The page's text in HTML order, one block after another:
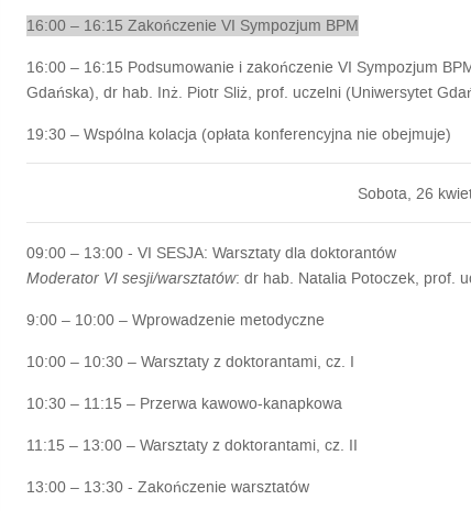
16:00 – 16:15 Zakończenie VI Sympozjum BPM
16:00 – 16:15 Podsumowanie i zakończenie VI Sympozjum
Gdańska), dr hab. Inż. Piotr Sliż, prof. uczelni (Uniwersytet
19:30 – Wspólna kolacja (opłata konferencyjna nie obejmuje)
Sobota, 26
09:00 – 13:00 - VI SESJA: Warsztaty dla doktorantów
Moderator VI sesji/warsztatów: dr hab. Natalia Potoczek, prof.
9:00 – 10:00 – Wprowadzenie metodyczne
10:00 – 10:30 – Warsztaty z doktorantami, cz. I
10:30 – 11:15 – Przerwa kawowo-kanapkowa
11:15 – 13:00 – Warsztaty z doktorantami, cz. II
13:00 – 13:30 - Zakończenie warsztatów